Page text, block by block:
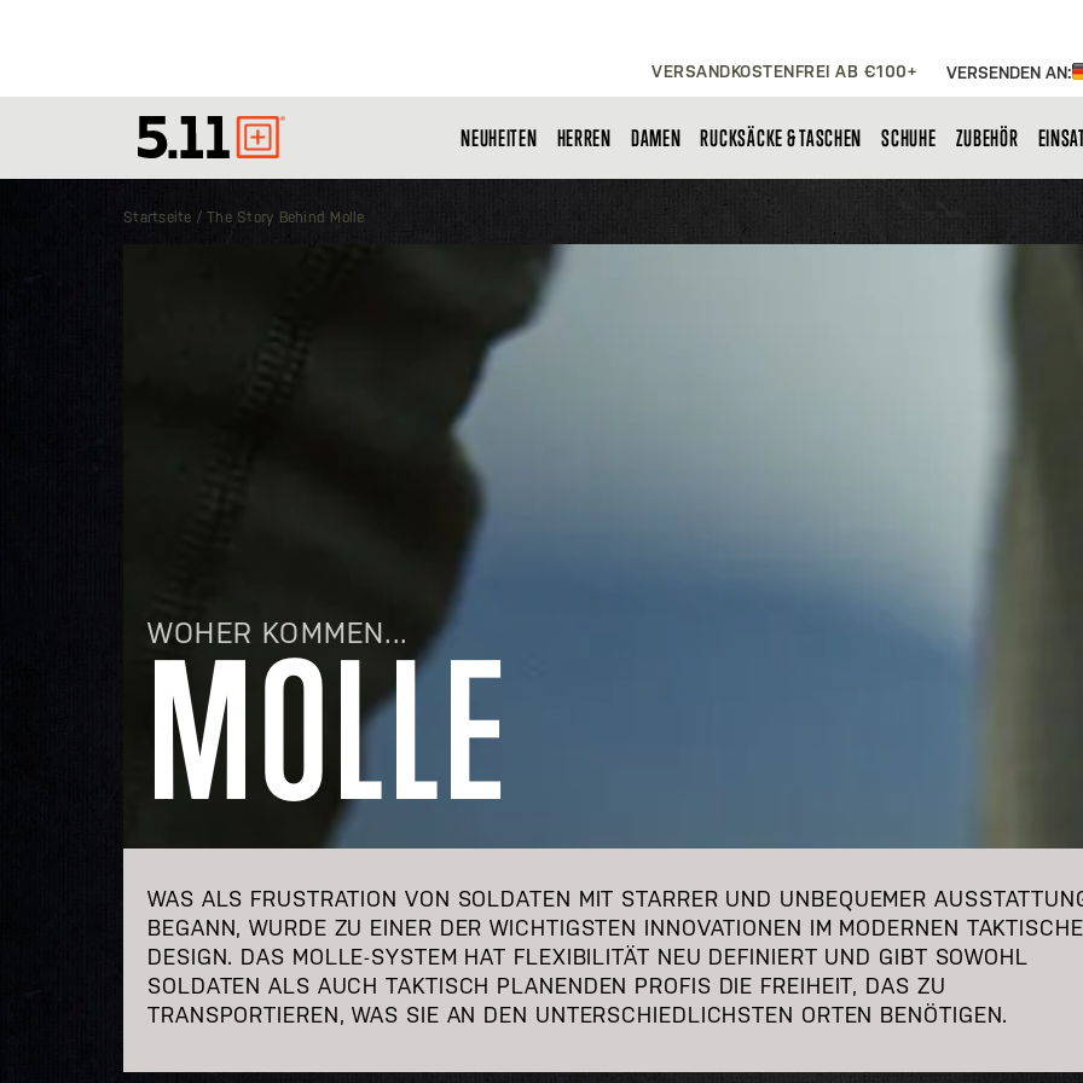
VERSANDKOSTENFREI AB €100+ VERSENDEN AN:
Tactical
Gear
NEUHEITEN HERREN DAMEN RUCKSÄCKE & TASCHEN SCHUHE ZUBEHÖR
Startseite The Story Behind Molle
WOHER KOMMEN...
MOLLE
WAS ALS FRUSTRATION VON SOLDATEN MIT STARRER UND UNBEQUEMER
BEGANN, WURDE ZU EINER DER WICHTIGSTEN INNOVATIONEN IM MODERNEN
DESIGN. DAS MOLLE-SYSTEM HAT FLEXIBILITÄT NEU DEFINIERT UND GIBT SOWOHL
SOLDATEN ALS AUCH TAKTISCH PLANENDEN PROFIS DIE FREIHEIT, DAS ZU
TRANSPORTIEREN, WAS SIE AN DEN UNTERSCHIEDLICHSTEN ORTEN BENÖTIGEN.